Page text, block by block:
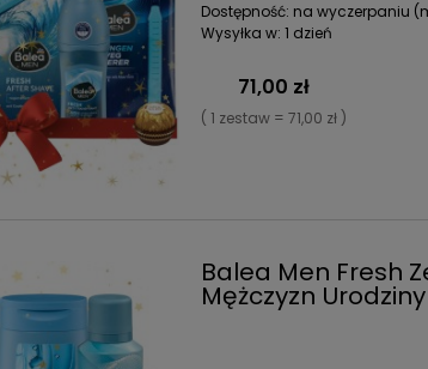
Dostępność: na wyczerpaniu
Wysyłka w: 1 dzień
71,00 zł
( 1 zestaw = 71,00 zł )
Balea Men Fresh
Mężczyzn